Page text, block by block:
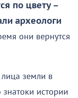
по цвету –
археологи
они вернутся
земли в
истории